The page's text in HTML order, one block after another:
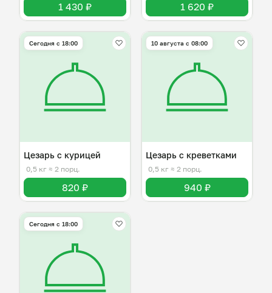
1 430 ₽ 1 620 ₽
Сегодня с 18:00
Цезарь с курицей
0,5 кг ≈ 2 порц.
820 ₽
10 августа с 08:00
Цезарь с креветками
0,5 кг ≈ 2 порц.
940 ₽
Сегодня с 18:00